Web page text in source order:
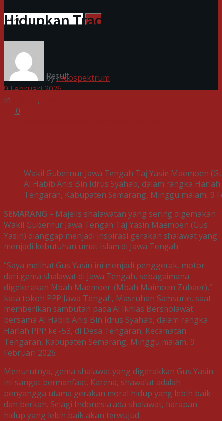
View All Result
Hidupkan Tradisi Shalawat
byIndospektrum
9 Februari 2026
in
,
0
Wakil Gubernur Jawa Tengah Taj Yasin Maemoen
Al Habib Anis Bin Idrus Syahab, dalam rangka
Tengaran, Kabupaten Semarang, Minggu malam, 9
SEMARANG – Majelis shalawatan yang sering digemakan
Wakil Gubernur Jawa Tengah Taj Yasin Maemoen (Gus
Yasin) dianggap menjadi inspirasi gerakan shalawat yang
menjadi kebutuhan umat Islam di Jawa Tengah.
“Saya melihat Gus Yasin ini menjadi penggerak, motor
dari gema shalawat di Jawa Tengah, sebagaimana
digelorakan Mbah Maemoen (Mbah Maimoen Zubaer),”
kata tokoh PPP Jawa Tengah, Masruhan Samsurie, saat
memberikan sambutan pada Al Ikhlas Bersholawat
bersama Al Habib Anis Bin Idrus Syahab, dalam rangka
Harlah PPP ke -53, di Desa Tengaran, Kecamatan
Tengaran, Kabupaten Semarang, Minggu malam, 9
Februari 2026.
Menurutnya, gema shalawat yang digerakkan Gus Yasin
ini sangat bermanfaat. Karena, shawalat adalah
penyangga utama gerakan moral hidup yang lebih baik
dan berkah. Selagi Indonesia ada shalawat, harapan
hidup yang lebih baik akan terwujud.